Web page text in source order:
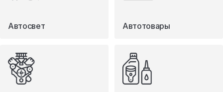
Автосвет Автотовары